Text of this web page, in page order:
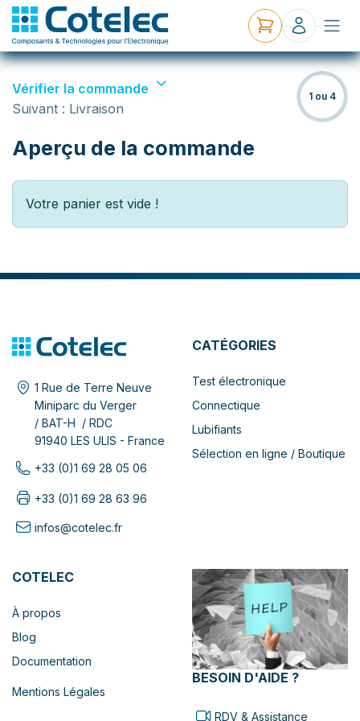
Vérifier la commande
Suivant : Livraison
1 ou 4
Aperçu de la commande
Votre panier est vide !
1 Rue de Terre Neuve
Miniparc du Verger
/ BAT-H / RDC
91940 LES ULIS - France
+33 (0)1 69 28 05 06
+33 (0)1 69 28 63 96
infos@cotelec.fr
CATÉGORIES
Test électronique
Connectique
Lubifiants
Sélection en ligne / Boutique
COTELEC
À propos
Blog
Documentation
Mentions Légales
BESOIN D'AIDE ?
RDV & Assistance